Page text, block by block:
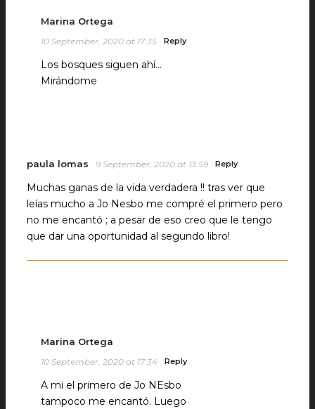
Marina Ortega
10 September, 2020 at 17:35 Reply
Los bosques siguen ahí…
Mirándome
paula lomas 9 September, 2020 at 13:59 Reply
Muchas ganas de la vida verdadera !! tras ver que
leías mucho a Jo Nesbo me compré el primero pero
no me encantó ; a pesar de eso creo que le tengo
que dar una oportunidad al segundo libro!
Marina Ortega
10 September, 2020 at 17:34 Reply
A mi el primero de Jo NEsbo
tampoco me encantó. Luego